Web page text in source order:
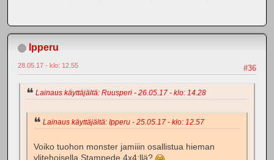
Ipperu
#36
28.05.17 - klo: 12.55
Lainaus käyttäjältä: Ruusperi - 26.05.17 - klo: 14.28
Lainaus käyttäjältä: Ipperu - 25.05.17 - klo: 12.57
Voiko tuohon monster jamiiin osallistua hieman
ylitehoisella Stampede 4x4:llä?